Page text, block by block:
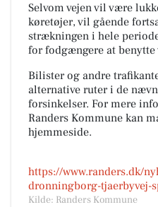
Selvom vejen vil være
køretøjer, vil gående
strækningen i hele
for fodgængere at benytte
Bilister og andre
alternative ruter i de
forsinkelser. For mere
Randers Kommune kan
hjemmeside.
https://www.randers.dk/
dronningborg-tjaerbyvej-
Kilde: Randers Kommune